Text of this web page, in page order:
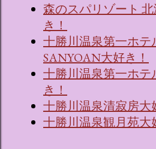
森のスパリゾート
き！
十勝川温泉第一ホテ
SANYOAN大好き！
十勝川温泉第一ホテ
き！
十勝川温泉清寂房大
十勝川温泉観月苑大